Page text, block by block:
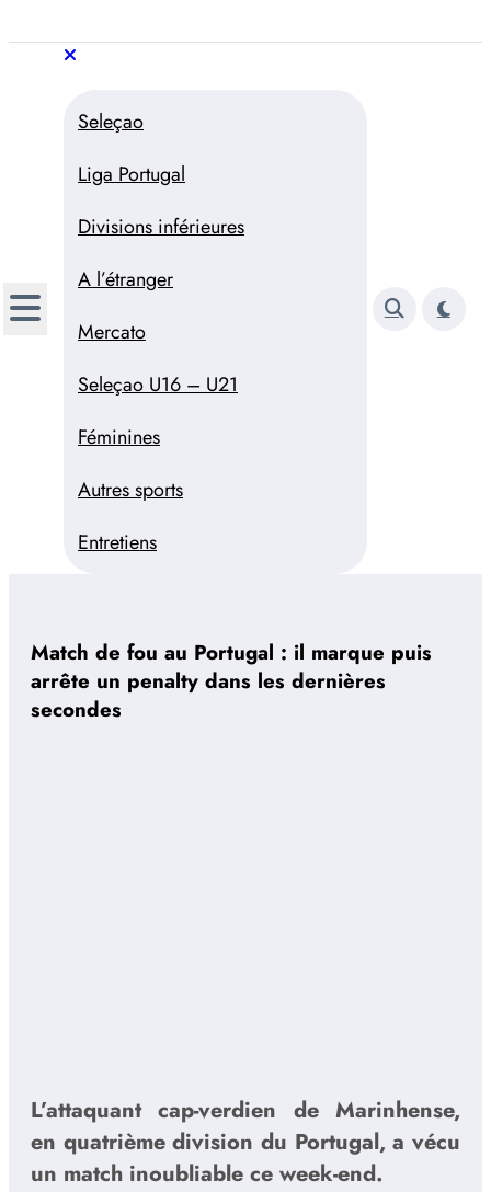
au
Trivela
L'actualité du football portugais
Seleçao
Liga Portugal
Divisions inférieures
A l’étranger
Mercato
Seleçao U16 – U21
Féminines
Autres sports
Entretiens
Match de fou au Portugal : il marque puis
arrête un penalty dans les dernières
secondes
L’attaquant cap-verdien de Marinhense,
en quatrième division du Portugal, a vécu
un match inoubliable ce week-end.